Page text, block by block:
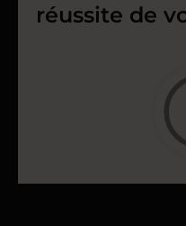
réussite de